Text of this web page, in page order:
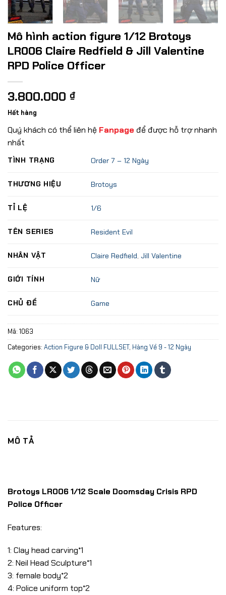
Mô hình action figure 1/12 Brotoys
LR006 Claire Redfield & Jill Valentine
RPD Police Officer
3.800.000 ₫
Hết hàng
Quý khách có thể liên hệ Fanpage để được hỗ trợ nhanh
nhất
TÌNH TRẠNG Order 7 – 12 Ngày
THƯƠNG HIỆU Brotoys
TỈ LỆ 1/6
TÊN SERIES Resident Evil
NHÂN VẬT Claire Redfield,Jill Valentine
GIỚI TÍNH Nữ
CHỦ ĐỀ Game
Mã: 1063
Categories: Action Figure & Doll FULLSET, Hàng Về 9 - 12 Ngày
MÔ TẢ
Brotoys LR006 1/12 Scale Doomsday Crisis RPD
Police Officer
Features:
1: Clay head carving*1
2: Neil Head Sculpture*1
3: female body*2
4: Police uniform top*2